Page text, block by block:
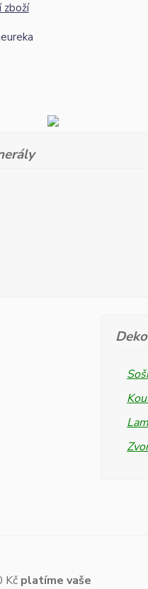
zboží
Kč platíme vaše